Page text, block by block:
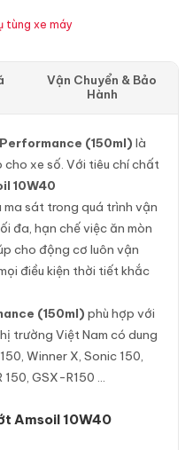
tùng xe máy
Vận Chuyển & Bảo
Hành
(150ml) là
xe số. Với tiêu chí chất
10W40
ma sát trong quá trình vận
đa, hạn chế việc ăn mòn
cho động cơ luôn vận
điều kiện thời tiết khắc
(150ml) phù hợp với
trường Việt Nam có dung
Winner X, Sonic 150,
150, GSX-R150 …
Amsoil 10W40